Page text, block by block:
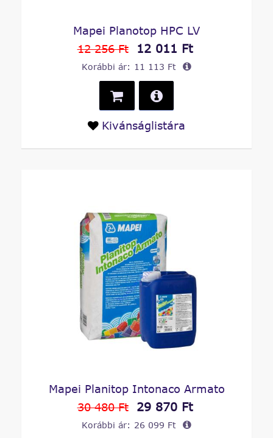
Mapei Planotop HPC LV
12 256 Ft
12 011 Ft
Korábbi ár: 11 113 Ft
Kivánságlistára
Mapei Planitop Intonaco Armato
30 480 Ft
29 870 Ft
Korábbi ár: 26 099 Ft